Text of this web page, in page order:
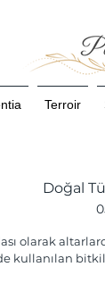
Terroir
Doğal
olarak
kullanılan